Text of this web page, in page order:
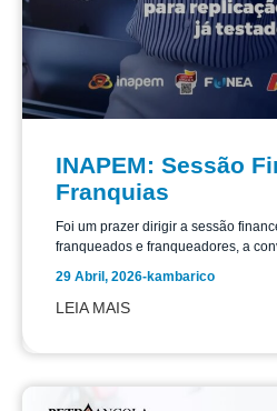
INAPEM: Sessão
Franquias
Foi um prazer dirigir a sessão
franqueados e franqueadores, a
29 Abril, 2026-kambarico
LEIA MAIS